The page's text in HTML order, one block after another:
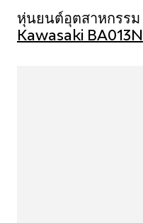
หุ่นยนต์อุตสาหกรรม
Kawasaki BA013N